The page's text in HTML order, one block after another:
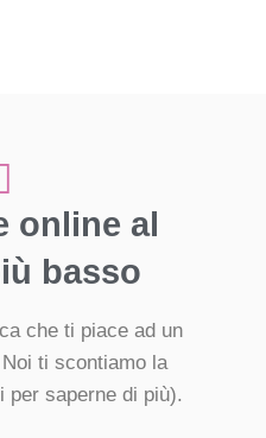
online al
basso
che ti piace ad un
ti scontiamo la
per saperne di più).